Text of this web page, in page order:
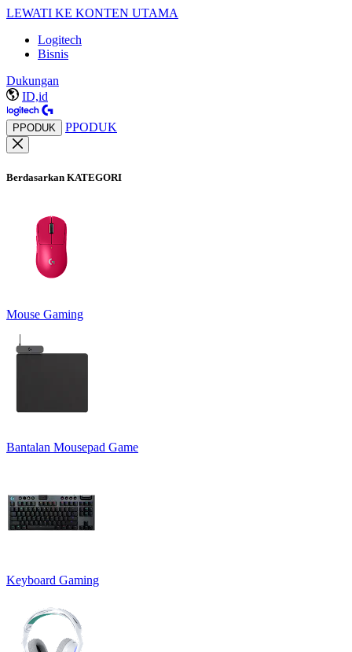
LEWATI KE KONTEN UTAMA
Logitech
Bisnis
Dukungan
ID,id
PPODUK PPODUK
Berdasarkan KATEGORI
Mouse Gaming
Bantalan Mousepad Game
Keyboard Gaming